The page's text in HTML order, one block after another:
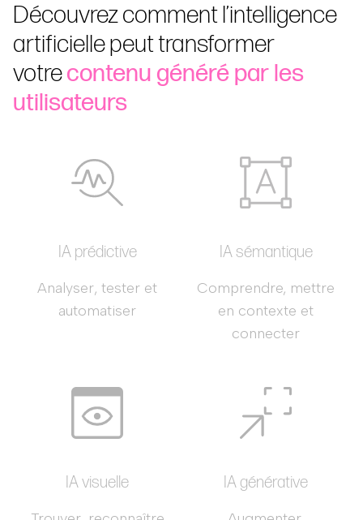
Découvrez comment l’intelligence
artificielle peut transformer
votrecontenu généré par les
utilisateurs
IA prédictive
Analyser, tester et
automatiser
IA sémantique
Comprendre, mettre
en contexte et
connecter
IA visuelle IA générative